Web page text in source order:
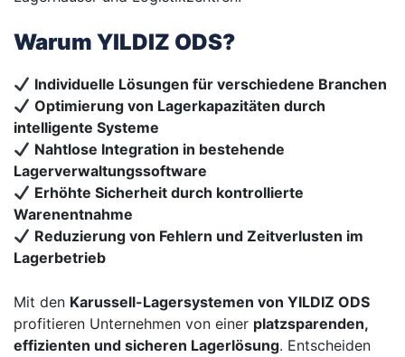
Warum YILDIZ ODS?
Individuelle Lösungen für verschiedene Branchen
Optimierung von Lagerkapazitäten durch
intelligente Systeme
Nahtlose Integration in bestehende
Lagerverwaltungssoftware
Erhöhte Sicherheit durch kontrollierte
Warenentnahme
Reduzierung von Fehlern und Zeitverlusten im
Lagerbetrieb
Mit den Karussell-Lagersystemen von YILDIZ ODS
profitieren Unternehmen von einer platzsparenden,
effizienten und sicheren Lagerlösung. Entscheiden